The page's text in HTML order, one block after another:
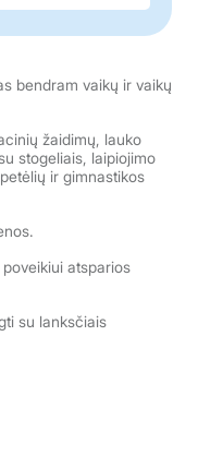
bendram vaikų ir vaikų
žaidimų, lauko
stogeliais, laipiojimo
ir gimnastikos
atsparios
su lanksčiais